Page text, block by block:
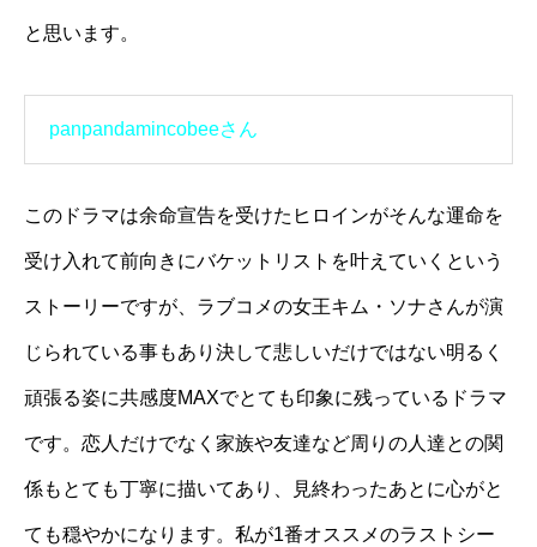
と思います。
panpandamincobeeさん
このドラマは余命宣告を受けたヒロインがそんな運命を
受け入れて前向きにバケットリストを叶えていくという
ストーリーですが、ラブコメの女王キム・ソナさんが演
じられている事もあり決して悲しいだけではない明るく
頑張る姿に共感度MAXでとても印象に残っているドラマ
です。恋人だけでなく家族や友達など周りの人達との関
係もとても丁寧に描いてあり、見終わったあとに心がと
ても穏やかになります。私が1番オススメのラストシー